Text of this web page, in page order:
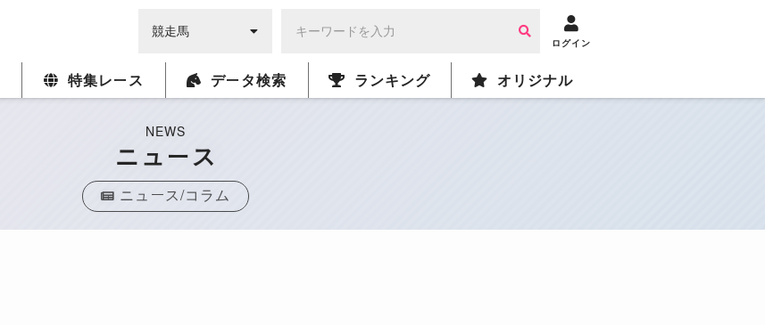
ログイン
特集レース データ検索 ランキング オリジナル
NEWS
ニュース
ニュース/コラム